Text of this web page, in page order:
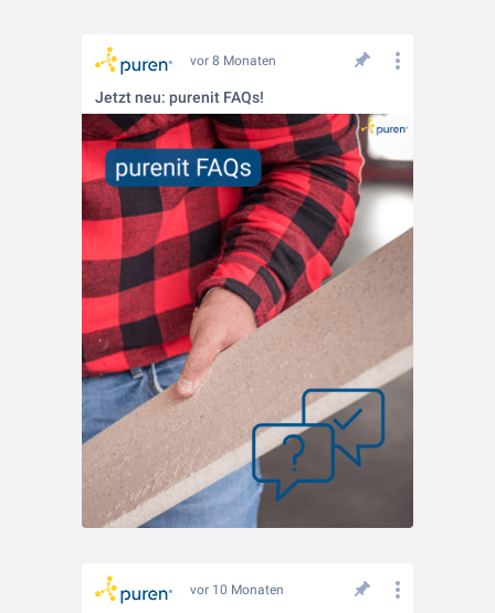
vor 8 Monaten
Jetzt neu: purenit FAQs!
vor 10 Monaten